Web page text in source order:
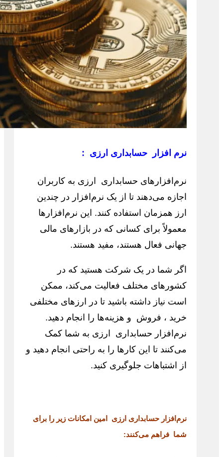
نرم افزار حسابداری ارزی :
نرم‌افزارهای حسابداری ارزی به کاربران
اجازه می‌دهند تا از یک نرم‌افزار در چندین
ارز همزمان استفاده کنند. این نرم‌افزارها
معمولاً برای کسانی که در بازارهای مالی
جهانی فعال هستند، مفید هستند.
اگر شما در یک شرکت هستید که در
کشورهای مختلف فعالیت می‌کند، ممکن
است نیاز داشته باشید تا در ارزهای مختلفی
خرید ، فروش و هزینه‌ها را انجام دهید.
نرم‌افزار حسابداری ارزی به شما کمک
می‌کنند تا این کارها را به راحتی انجام دهید و
از اشتباهات جلوگیری کنید.
نرم‌افزار حسابداری ارزی امین امکانات زیر را برای
شما فراهم می‌کنند: